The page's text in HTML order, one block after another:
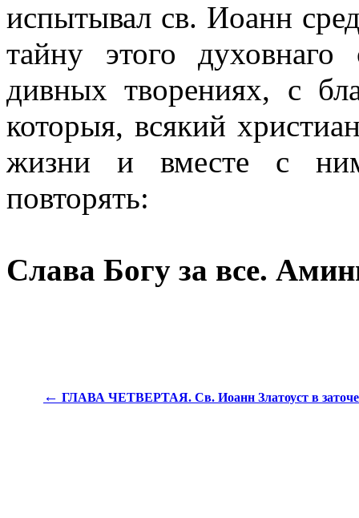
испытывал св. Иоанн
тайну этого
дивных творениях, с
которыя, всякий
жизни и вместе с
повторять:
Слава Богу за все.
← ГЛАВА ЧЕТВЕРТАЯ. Св. Иоанн Златоуст в